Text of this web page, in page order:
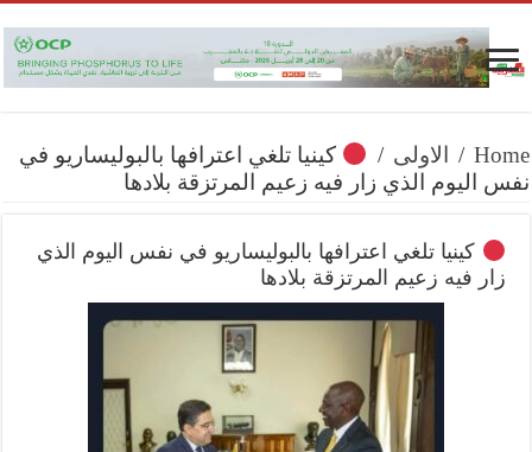
Home
/ الاولى /
كينيا تلغي اعترافها بالبوليساريو في
نفس اليوم الذي زار فيه زعيم المرتزقة بلادها
كينيا تلغي اعترافها بالبوليساريو في نفس اليوم الذي
زار فيه زعيم المرتزقة بلادها